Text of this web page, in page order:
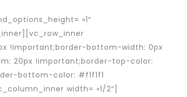
»1″
!important;border-bottom-width: 0px
20px !important;border-top-color:
bottom-color: #f1f1f1
width= »1/2″]